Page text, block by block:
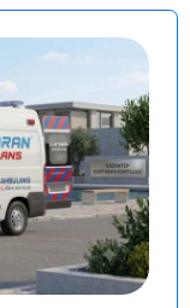
Sistemi